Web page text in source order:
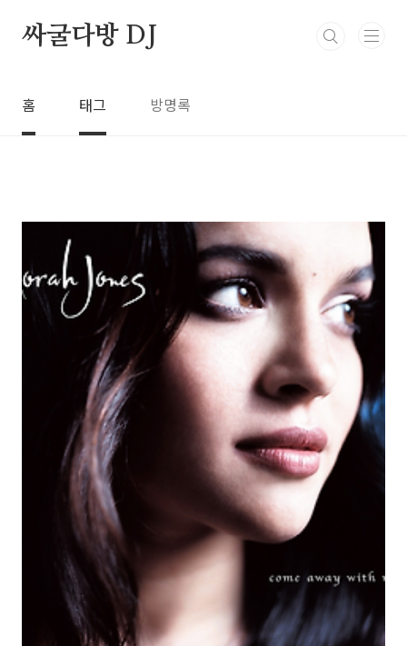
싸굴다방 DJ
홈 태그 방명록